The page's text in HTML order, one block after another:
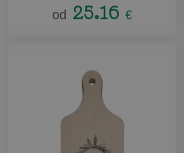
od 25.16 €